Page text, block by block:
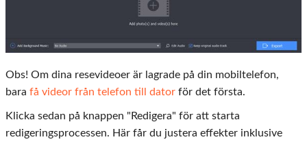
Obs! Om dina resevideoer är lagrade på din mobiltelefon,
bara få videor från telefon till dator för det första.
Klicka sedan på knappen "Redigera" för att starta
redigeringsprocessen. Här får du justera effekter inklusive